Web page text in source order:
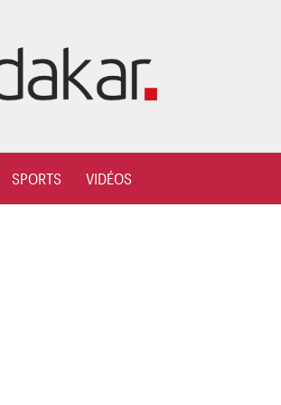
SPORTS VIDÉOS